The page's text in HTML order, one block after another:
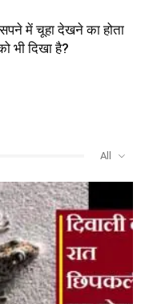
में चूहा देखने का होता
भी दिखा है?
All